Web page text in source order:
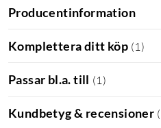
Producentinformation
Komplettera ditt köp (1 )
Passar bl.a. till (1 )
Kundbetyg & recensioner (